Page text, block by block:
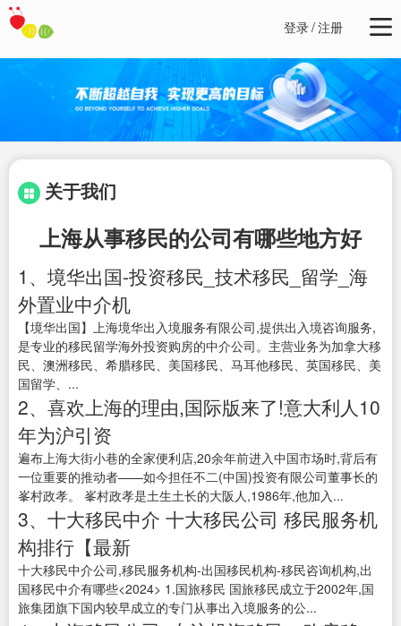
登录/注册
关于我们
上海从事移民的公司有哪些地方好
1、境华出国-投资移民_技术移民_留学_海
外置业中介机
【境华出国】上海境华出入境服务有限公司,提供出入境咨询服务,
是专业的移民留学海外投资购房的中介公司。主营业务为加拿大移
民、澳洲移民、希腊移民、美国移民、马耳他移民、英国移民、美
国留学、...
2、喜欢上海的理由,国际版来了!意大利人10
年为沪引资
遍布上海大街小巷的全家便利店,20余年前进入中国市场时,背后有
一位重要的推动者——如今担任不二(中国)投资有限公司董事长的
峯村政孝。 峯村政孝是土生土长的大阪人,1986年,他加入...
3、十大移民中介 十大移民公司 移民服务机
构排行【最新
十大移民中介公司,移民服务机构-出国移民机构-移民咨询机构,出
国移民中介有哪些<2024> 1.国旅移民 国旅移民成立于2002年,国
旅集团旗下国内较早成立的专门从事出入境服务的公...